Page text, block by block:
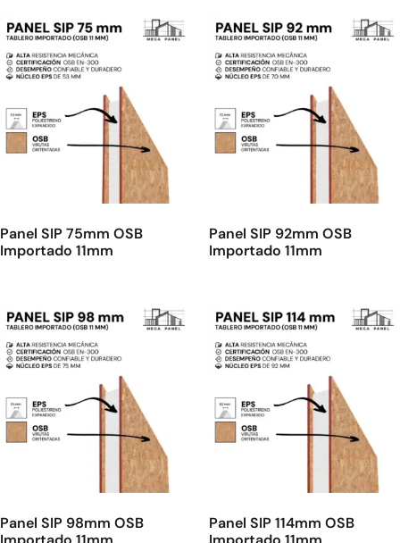
Panel SIP 75mm OSB
Importado 11mm
Panel SIP 92mm OSB
Importado 11mm
Panel SIP 98mm OSB
Panel SIP 114mm OSB